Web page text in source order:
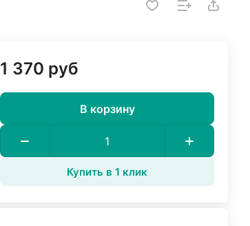
1 370 руб
В корзину
Купить в 1 клик